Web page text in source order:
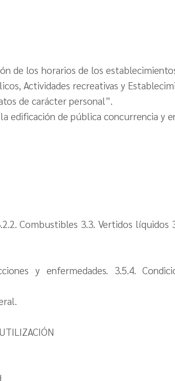
de los horarios de los
Actividades recreativas y
de carácter personal”.
edificación de pública concurrencia y
Combustibles 3.3. Vertidos líquidos
y enfermedades. 3.5.4.